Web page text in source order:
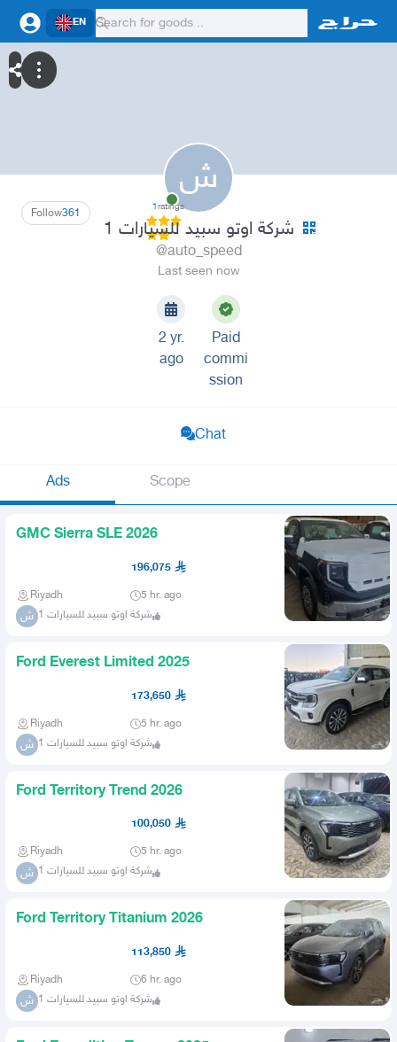
EN
ش
361
Follow 1ratings
شركة اوتو سبيد للسيارات 1
@auto_speed
Last seen now
2 yr.
ago
Paid
commi
ssion
Chat
Ads Scope
GMC Sierra SLE 2026
196,075
Riyadh 5 hr. ago
ش شركة اوتو سبيد للسيارات 1
Ford Everest Limited 2025
173,650
Riyadh 5 hr. ago
ش شركة اوتو سبيد للسيارات 1
Ford Territory Trend 2026
100,050
Riyadh 5 hr. ago
ش شركة اوتو سبيد للسيارات 1
Ford Territory Titanium 2026
113,850
Riyadh 6 hr. ago
ش شركة اوتو سبيد للسيارات 1